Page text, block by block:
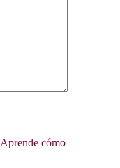
Aprende cómo